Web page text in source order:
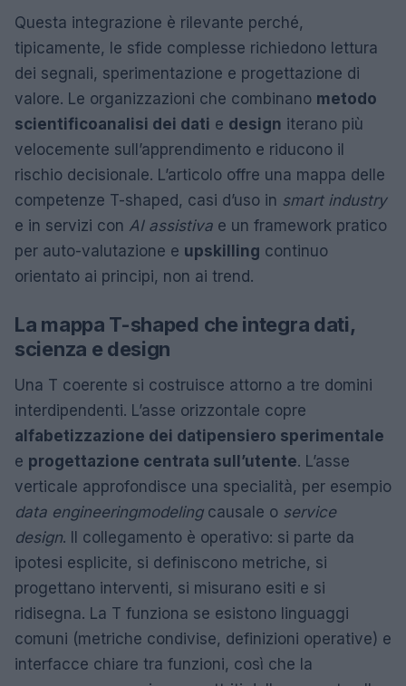
Questa integrazione è rilevante perché,
tipicamente, le sfide complesse richiedono lettura
dei segnali, sperimentazione e progettazione di
valore. Le organizzazioni che combinano metodo
scientificoanalisi dei dati e design iterano più
velocemente sull’apprendimento e riducono il
rischio decisionale. L’articolo offre una mappa delle
competenze T-shaped, casi d’uso in smart industry
e in servizi con AI assistiva e un framework pratico
per auto-valutazione e upskilling continuo
orientato ai principi, non ai trend.
La mappa T-shaped che integra dati,
scienza e design
Una T coerente si costruisce attorno a tre domini
interdipendenti. L’asse orizzontale copre
alfabetizzazione dei datipensiero sperimentale
e progettazione centrata sull’utente. L’asse
verticale approfondisce una specialità, per esempio
data engineeringmodelingcausale o service
design. Il collegamento è operativo: si parte da
ipotesi esplicite, si definiscono metriche, si
progettano interventi, si misurano esiti e si
ridisegna. La T funziona se esistono linguaggi
comuni (metriche condivise, definizioni operative) e
interfacce chiare tra funzioni, così che la